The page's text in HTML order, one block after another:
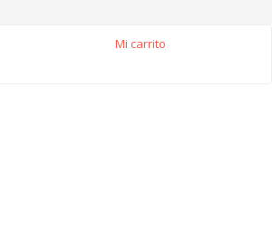
Mi carrito